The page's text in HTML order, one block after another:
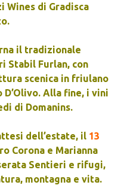
Wines di Gradisca
il tradizionale
Stabil Furlan, con
scenica in friulano
Alla fine, i vini
di Domanins.
dell’estate, il 13
Corona e Marianna
Sentieri e rifugi,
montagna e vita.